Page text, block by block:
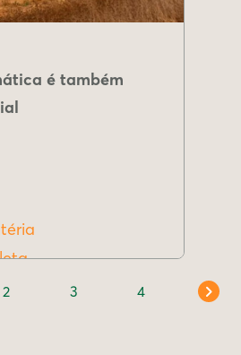
é também
2 3 4